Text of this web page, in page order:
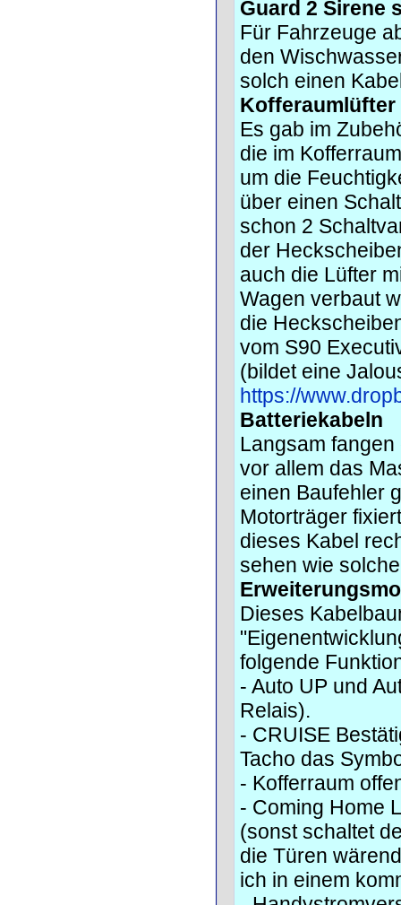
Guard 2 Sirene
Für Fahrzeuge
den
solch einen
Kofferaumlüfter
Es gab im
die im
um die
über einen
schon 2
der
auch die Lüfter
Wagen verbaut
die
vom S90
(bildet eine
https://
Batteriekabeln
Langsam
vor allem das
einen Baufehler
Motorträger
dieses Kabel
sehen wie
Dieses
folgende
- Auto UP und
Relais).
- CRUISE
Tacho das
- Kofferraum
- Coming Home
(sonst schaltet
die Türen
ich in einem